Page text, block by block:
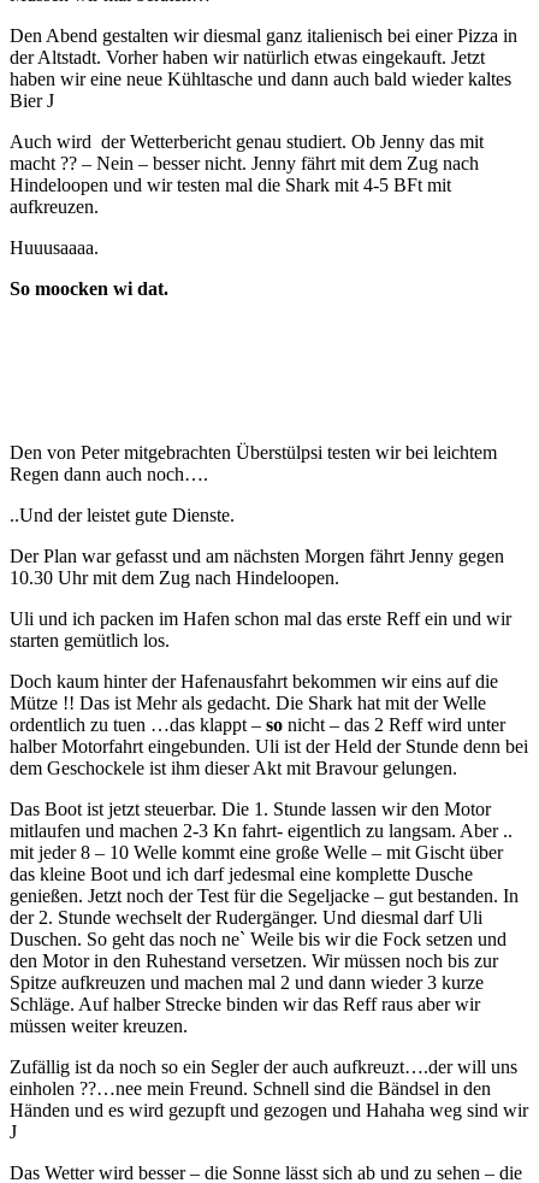
Den Abend gestalten wir diesmal ganz italienisch bei einer Pizza in
der Altstadt. Vorher haben wir natürlich etwas eingekauft. Jetzt
haben wir eine neue Kühltasche und dann auch bald wieder kaltes
Bier J
Auch wird der Wetterbericht genau studiert. Ob Jenny das mit
macht ?? – Nein – besser nicht. Jenny fährt mit dem Zug nach
Hindeloopen und wir testen mal die Shark mit 4-5 BFt mit
aufkreuzen.
Huuusaaaa.
So moocken wi dat.
Den von Peter mitgebrachten Überstülpsi testen wir bei leichtem
Regen dann auch noch….
..Und der leistet gute Dienste.
Der Plan war gefasst und am nächsten Morgen fährt Jenny gegen
10.30 Uhr mit dem Zug nach Hindeloopen.
Uli und ich packen im Hafen schon mal das erste Reff ein und wir
starten gemütlich los.
Doch kaum hinter der Hafenausfahrt bekommen wir eins auf die
Mütze !! Das ist Mehr als gedacht. Die Shark hat mit der Welle
ordentlich zu tuen …das klappt – so nicht – das 2 Reff wird unter
halber Motorfahrt eingebunden. Uli ist der Held der Stunde denn bei
dem Geschockele ist ihm dieser Akt mit Bravour gelungen.
Das Boot ist jetzt steuerbar. Die 1. Stunde lassen wir den Motor
mitlaufen und machen 2-3 Kn fahrt- eigentlich zu langsam. Aber ..
mit jeder 8 – 10 Welle kommt eine große Welle – mit Gischt über
das kleine Boot und ich darf jedesmal eine komplette Dusche
genießen. Jetzt noch der Test für die Segeljacke – gut bestanden. In
der 2. Stunde wechselt der Rudergänger. Und diesmal darf Uli
Duschen. So geht das noch ne` Weile bis wir die Fock setzen und
den Motor in den Ruhestand versetzen. Wir müssen noch bis zur
Spitze aufkreuzen und machen mal 2 und dann wieder 3 kurze
Schläge. Auf halber Strecke binden wir das Reff raus aber wir
müssen weiter kreuzen.
Zufällig ist da noch so ein Segler der auch aufkreuzt….der will uns
einholen ??…nee mein Freund. Schnell sind die Bändsel in den
Händen und es wird gezupft und gezogen und Hahaha weg sind wir
J
Das Wetter wird besser – die Sonne lässt sich ab und zu sehen – die